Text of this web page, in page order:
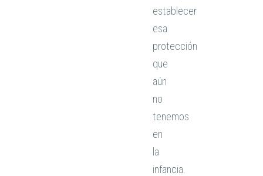
establecer
esa
protección
que
aún
no
tenemos
en
la
infancia.